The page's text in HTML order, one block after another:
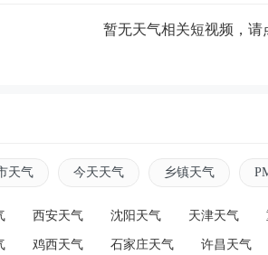
暂无天气相关短视频，请
天气 今天天气 乡镇天气
西安天气 沈阳天气 天津天气
鸡西天气 石家庄天气 许昌天气